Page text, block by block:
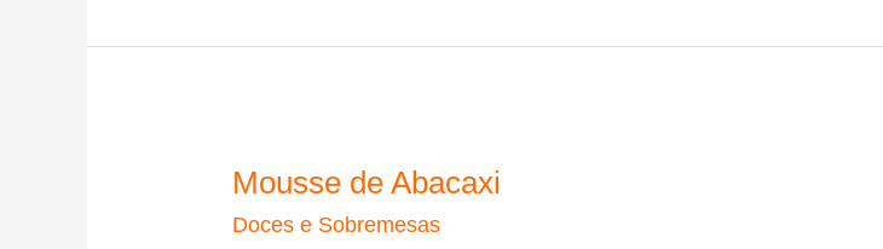
Mousse de Abacaxi
Doces e Sobremesas